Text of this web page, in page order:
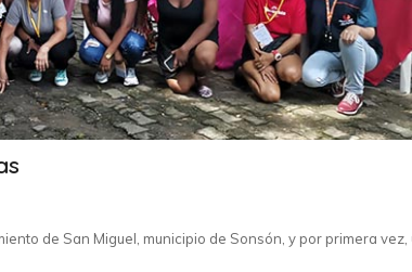
de San Miguel, municipio de Sonsón, y por primera vez,